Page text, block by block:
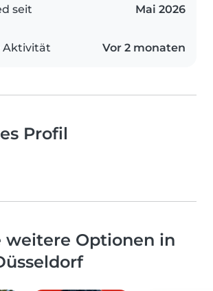
seit Mai 2026
Aktivität Vor 2 monaten
Profil
weitere Optionen in